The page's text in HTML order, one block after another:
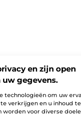
en zijn open
gegevens.
technologieën om uw
verkrijgen en u inhoud
worden voor diverse